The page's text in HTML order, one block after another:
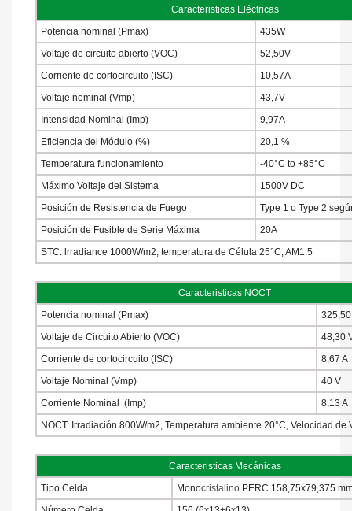
Caracteristicas Eléctricas
Potencia nominal (Pmax)
435W
Voltaje de circuito abierto (VOC)
52,50V
Corriente de cortocircuito (ISC)
10,57A
Voltaje nominal (Vmp)
43,7V
Intensidad Nominal (Imp)
9,97A
Eficiencia del Módulo (%)
20,1 %
Temperatura funcionamiento
-40°C to +85°C
Máximo Voltaje del Sistema
1500V DC
Posición de Resistencia de Fuego
Type 1 o Type 2
Posición de Fusible de Serie Máxima
20A
STC: lrradiance 1000W/m2, temperatura de Célula 25°C, AM1.5
Caracteristicas NOCT
Potencia nominal (Pmax)
Voltaje de Circuito Abierto (VOC)
48,30
Corriente de cortocircuito (ISC)
8,67 A
Voltaje Nominal (Vmp)
40 V
Corriente Nominal (Imp)
8,13 A
NOCT: Irradiación 800W/m2, Temperatura ambiente 20°C, Velocidad de
Caracteristicas Mecánicas
Tipo Celda
Monocristalino PERC 158,75x79,375